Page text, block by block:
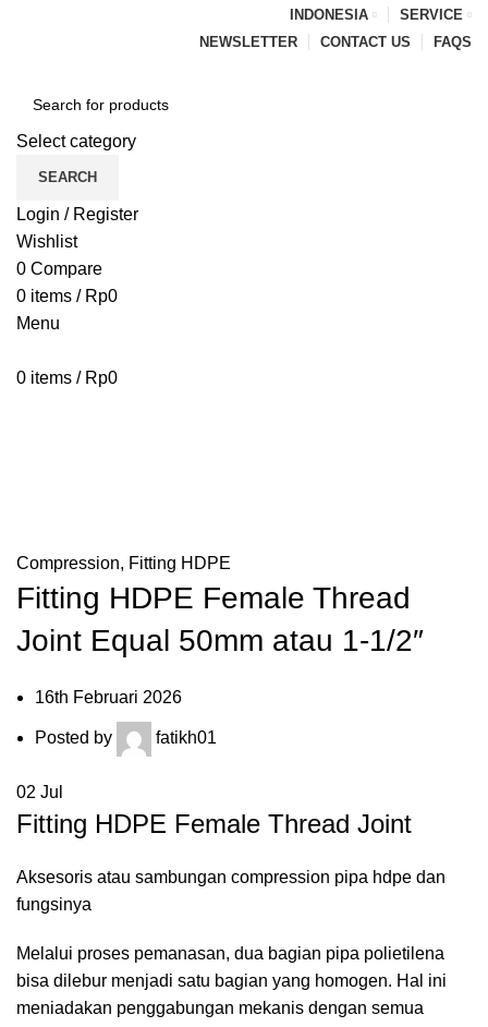
INDONESIA
SERVICE
NEWSLETTER
CONTACT US FAQS
Select category
SEARCH
Login / Register
Wishlist
0 Compare
0 items / Rp0
Menu
0 items / Rp0
Compression, Fitting HDPE
Fitting HDPE Female Thread
Joint Equal 50mm atau 1-1/2″
16th Februari 2026
Posted by fatikh01
02 Jul
Fitting HDPE Female Thread Joint
Aksesoris atau sambungan compression pipa hdpe dan
fungsinya
Melalui proses pemanasan, dua bagian pipa polietilena
bisa dilebur menjadi satu bagian yang homogen. Hal ini
meniadakan penggabungan mekanis dengan semua